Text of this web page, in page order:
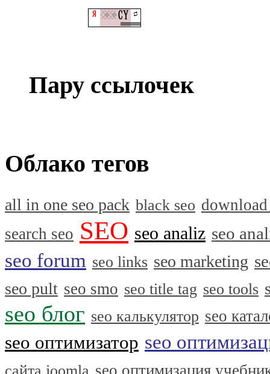
Пару ссылочек
Облако тегов
all in one seo pack black seo download
search seo SEO seo analiz seo
seo forum seo links seo marketing
seo pult seo smo seo title tag seo tools
seo блог seo калькулятор seo
seo оптимизатор seo